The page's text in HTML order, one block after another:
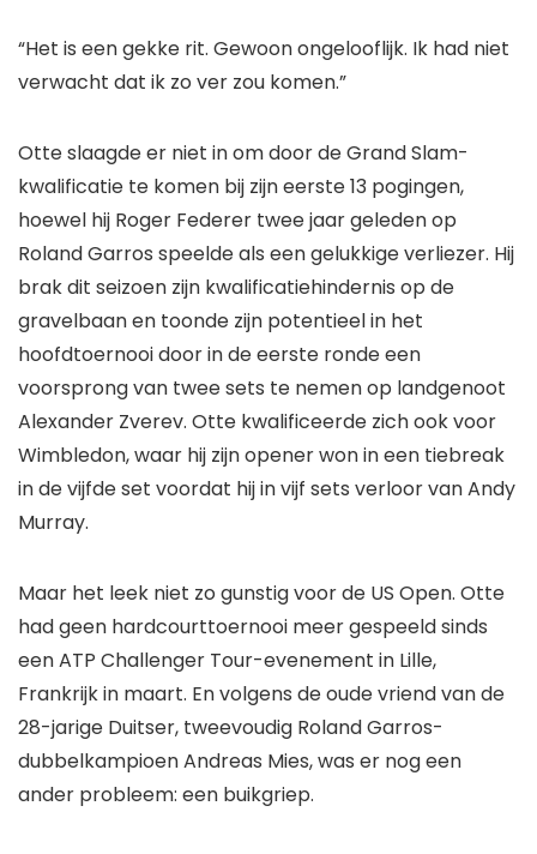
“Het is een gekke rit. Gewoon ongelooflijk. Ik had niet
verwacht dat ik zo ver zou komen.”
Otte slaagde er niet in om door de Grand Slam-
kwalificatie te komen bij zijn eerste 13 pogingen,
hoewel hij Roger Federer twee jaar geleden op
Roland Garros speelde als een gelukkige verliezer. Hij
brak dit seizoen zijn kwalificatiehindernis op de
gravelbaan en toonde zijn potentieel in het
hoofdtoernooi door in de eerste ronde een
voorsprong van twee sets te nemen op landgenoot
Alexander Zverev. Otte kwalificeerde zich ook voor
Wimbledon, waar hij zijn opener won in een tiebreak
in de vijfde set voordat hij in vijf sets verloor van Andy
Murray.
Maar het leek niet zo gunstig voor de US Open. Otte
had geen hardcourttoernooi meer gespeeld sinds
een ATP Challenger Tour-evenement in Lille,
Frankrijk in maart. En volgens de oude vriend van de
28-jarige Duitser, tweevoudig Roland Garros-
dubbelkampioen Andreas Mies, was er nog een
ander probleem: een buikgriep.